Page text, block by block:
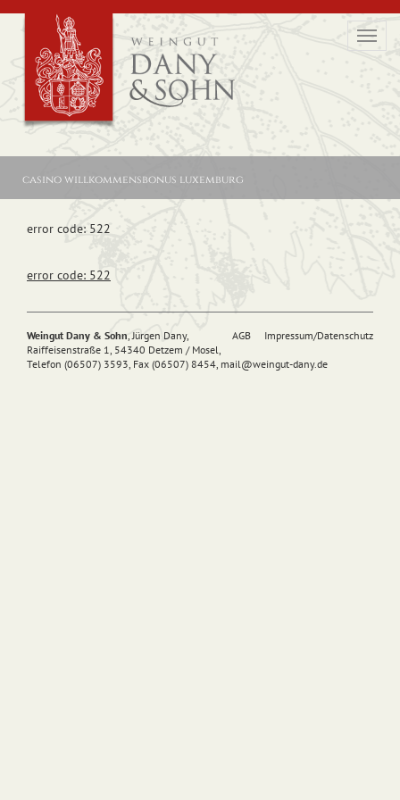
casino willkommensbonus luxemburg
error code: 522
error code: 522
AGB Impressum/Datenschutz
Weingut Dany & Sohn, Jürgen Dany,
Raiffeisenstraße 1, 54340 Detzem / Mosel,
Telefon (06507) 3593, Fax (06507) 8454, mail@weingut-dany.de